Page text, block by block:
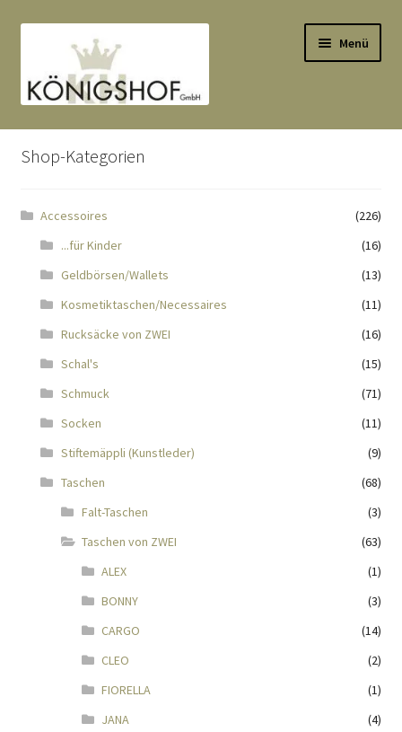
Navigation
springen
springen
Menü
Start
Anlässe
Datenauszug
Echtheit von Bewertungen
Impressum
Kasse
KÖNIGSHOF-Lädeli
Kontaktdaten
Kontaktformular
Kunden-/Mitarbeitergeschenke
Shop-Kategorien
Accessoires
(226)
...für Kinder
(16)
Geldbörsen/Wallets
(13)
Kosmetiktaschen/Necessaires
(11)
Rucksäcke von ZWEI
(16)
Schal's
(15)
Schmuck
(71)
Socken
(11)
Stiftemäppli (Kunstleder)
(9)
Taschen
(68)
Falt-Taschen
(3)
Taschen von ZWEI
(63)
ALEX
(1)
BONNY
(3)
CARGO
(14)
CLEO
(2)
FIORELLA
(1)
JANA
(4)